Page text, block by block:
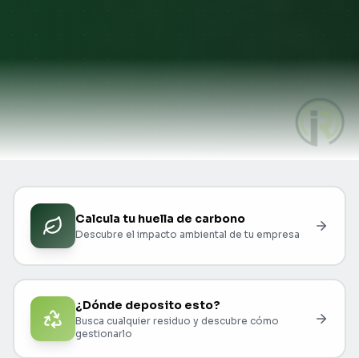
Calcula tu huella de carbono
Descubre el impacto ambiental de tu empresa
¿Dónde deposito esto?
Busca cualquier residuo y descubre cómo
gestionarlo